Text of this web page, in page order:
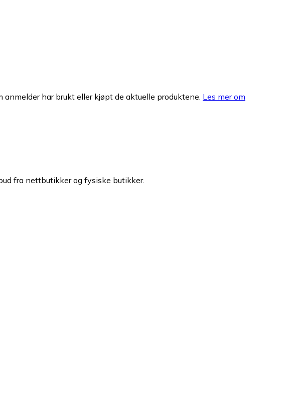
har brukt eller kjøpt de aktuelle produktene. Les mer om
fra nettbutikker og fysiske butikker.